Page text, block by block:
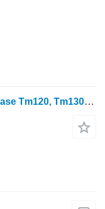
New Holland Eje de transmisión Case Tm120, Tm130, Case Puma 130 S24/26 51622 5162246 eje primario para New Holland Case Tm120, Tm130, Case Puma 130 tractor de ruedas